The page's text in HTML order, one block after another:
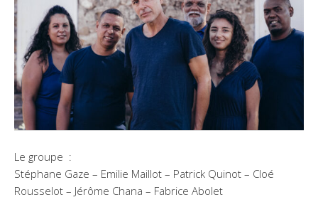
Le groupe :
Stéphane Gaze – Emilie Maillot – Patrick Quinot – Cloé
Rousselot – Jérôme Chana – Fabrice Abolet